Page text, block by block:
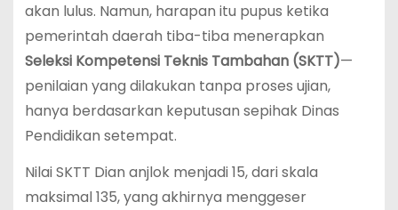
akan lulus. Namun, harapan itu pupus ketika
pemerintah daerah tiba-tiba menerapkan
Seleksi Kompetensi Teknis Tambahan (SKTT)—
penilaian yang dilakukan tanpa proses ujian,
hanya berdasarkan keputusan sepihak Dinas
Pendidikan setempat.
Nilai SKTT Dian anjlok menjadi 15, dari skala
maksimal 135, yang akhirnya menggeser